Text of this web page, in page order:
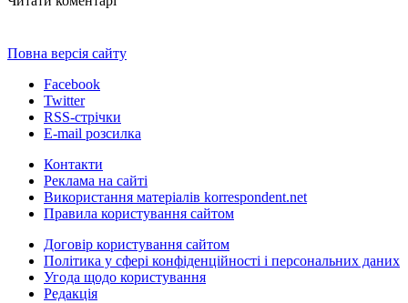
Повна версія сайту
Facebook
Twitter
RSS-стрічки
E-mail розсилка
Контакти
Реклама на сайті
Використання матеріалів korrespondent.net
Правила користування сайтом
Договір користування сайтом
Політика у сфері конфіденційності і персональних даних
Угода щодо користування
Редакція